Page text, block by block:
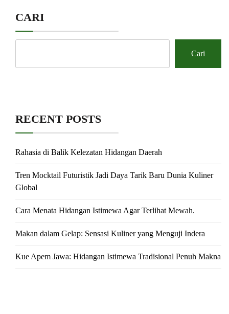
CARI
Cari
RECENT POSTS
Rahasia di Balik Kelezatan Hidangan Daerah
Tren Mocktail Futuristik Jadi Daya Tarik Baru Dunia Kuliner
Global
Cara Menata Hidangan Istimewa Agar Terlihat Mewah.
Makan dalam Gelap: Sensasi Kuliner yang Menguji Indera
Kue Apem Jawa: Hidangan Istimewa Tradisional Penuh Makna